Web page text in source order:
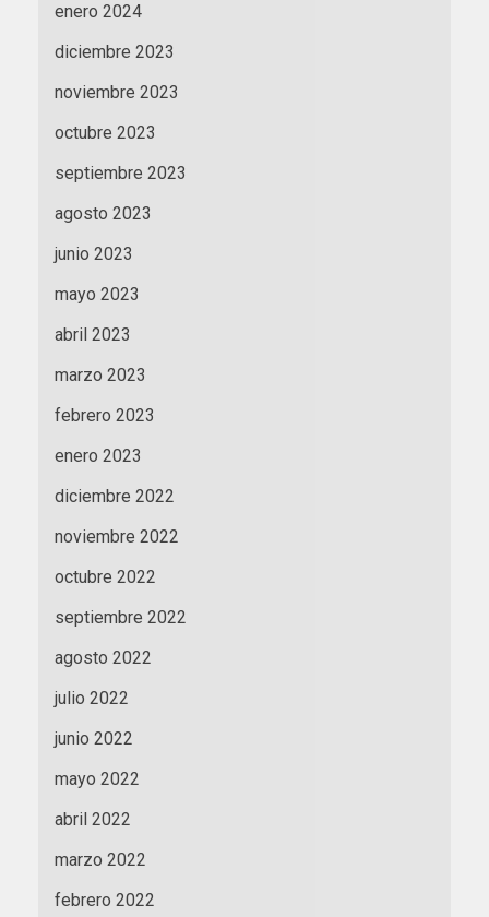
enero 2024
diciembre 2023
noviembre 2023
octubre 2023
septiembre 2023
agosto 2023
junio 2023
mayo 2023
abril 2023
marzo 2023
febrero 2023
enero 2023
diciembre 2022
noviembre 2022
octubre 2022
septiembre 2022
agosto 2022
julio 2022
junio 2022
mayo 2022
abril 2022
marzo 2022
febrero 2022